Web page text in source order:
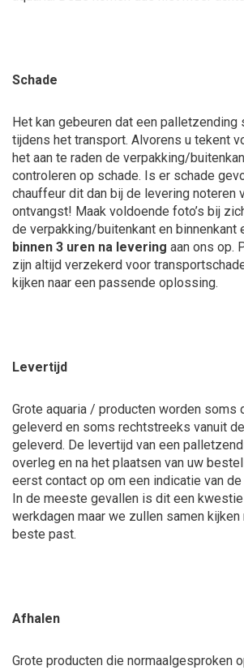
Schade
Het kan gebeuren dat een palletzending
tijdens het transport. Alvorens u tekent
het aan te raden de verpakking/
controleren op schade. Is er schade
chauffeur dit dan bij de levering noteren
ontvangst! Maak voldoende foto’s bij
de verpakking/buitenkant en binnenkant
binnen 3 uren na levering aan ons op.
zijn altijd verzekerd voor
kijken naar een passende oplossing.
Levertijd
Grote aquaria / producten worden soms
geleverd en soms rechtstreeks vanuit
geleverd. De levertijd van een
overleg en na het plaatsen van uw
eerst contact op om een indicatie van
In de meeste gevallen is dit een kwestie
werkdagen maar we zullen samen kijken
beste past.
Afhalen
Grote producten die normaalgesproken